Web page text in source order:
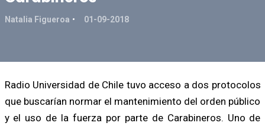
Natalia Figueroa 01-09-2018
Radio Universidad de Chile tuvo acceso a dos protocolos
que buscarían normar el mantenimiento del orden público
y el uso de la fuerza por parte de Carabineros. Uno de